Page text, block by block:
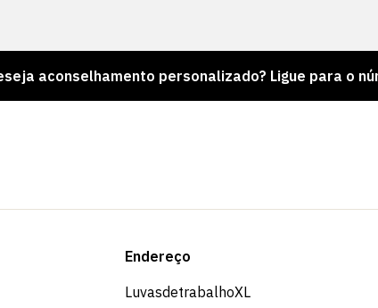
personalizado? Ligue para o número
Endereço
LuvasdetrabalhoXL